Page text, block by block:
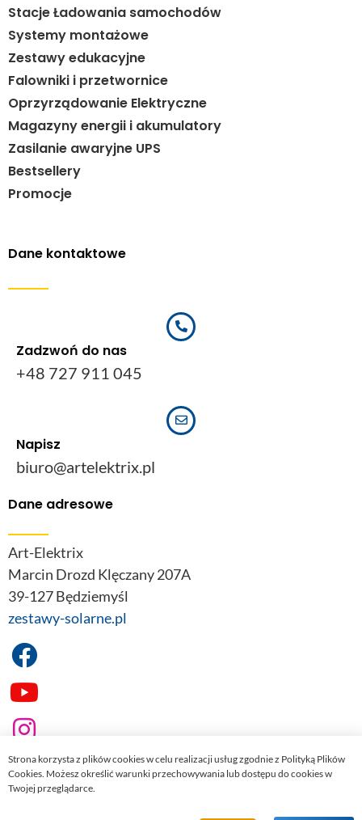
Stacje Ładowania samochodów
Systemy montażowe
Zestawy edukacyjne
Falowniki i przetwornice
Oprzyrządowanie Elektryczne
Magazyny energii i akumulatory
Zasilanie awaryjne UPS
Bestsellery
Promocje
Dane kontaktowe
Zadzwoń do nas
+48 727 911 045
Napisz
biuro@artelektrix.pl
Dane adresowe
Art-Elektrix
Marcin Drozd Klęczany 207A
39-127 Będziemyśl
zestawy-solarne.pl
Strona korzysta z plików cookies w celu realizacji usług zgodnie z Polityką Plików
Cookies. Możesz określić warunki przechowywania lub dostępu do cookies w
Twojej przeglądarce.